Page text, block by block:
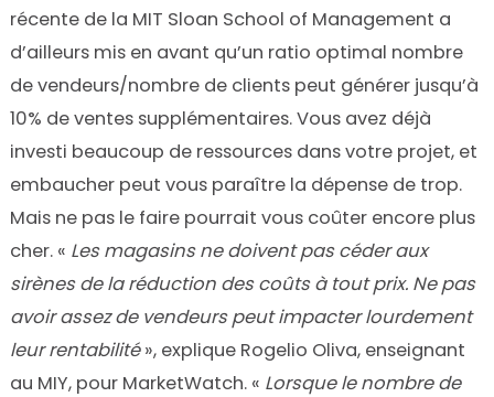
récente de la MIT Sloan School of Management a
d’ailleurs mis en avant qu’un ratio optimal nombre
de vendeurs/nombre de clients peut générer jusqu’à
10% de ventes supplémentaires. Vous avez déjà
investi beaucoup de ressources dans votre projet, et
embaucher peut vous paraître la dépense de trop.
Mais ne pas le faire pourrait vous coûter encore plus
cher. « Les magasins ne doivent pas céder aux
sirènes de la réduction des coûts à tout prix. Ne pas
avoir assez de vendeurs peut impacter lourdement
leur rentabilité», explique Rogelio Oliva, enseignant
au MIY, pour MarketWatch. « Lorsque le nombre de